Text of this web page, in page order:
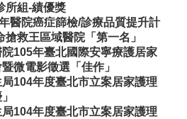
所組-績優獎
醫院癌症篩檢/診療品質提升計
救王區域醫院「第一名」
105年臺北國際安寧療護居家
微電影徵選「佳作」
104年度臺北市立案居家護理
104年度臺北市立案居家護理